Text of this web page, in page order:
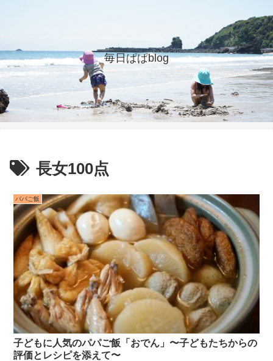
毎日ぱぱblog
長女100点
パパご飯
子どもに人気のパパご飯「おでん」〜子どもたちからの
評価とレシピを添えて〜